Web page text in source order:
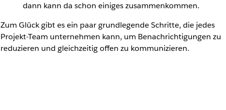
dann kann da schon einiges zusammenkommen.
Zum Glück gibt es ein paar grundlegende Schritte, die jedes
Projekt-Team unternehmen kann, um Benachrichtigungen zu
reduzieren und gleichzeitig offen zu kommunizieren.